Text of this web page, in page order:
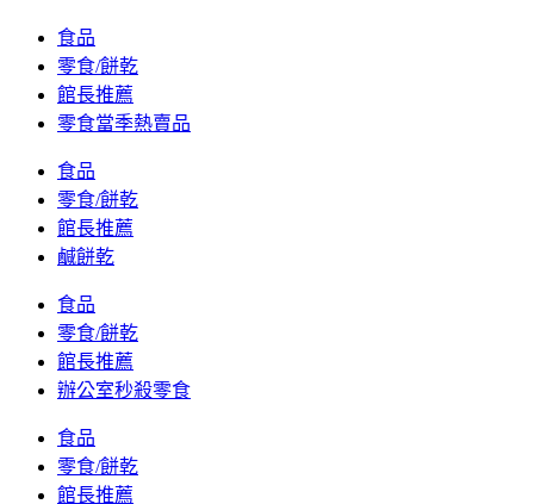
食品
零食/餅乾
館長推薦
零食當季熱賣品
食品
零食/餅乾
館長推薦
鹹餅乾
食品
零食/餅乾
館長推薦
辦公室秒殺零食
食品
零食/餅乾
館長推薦